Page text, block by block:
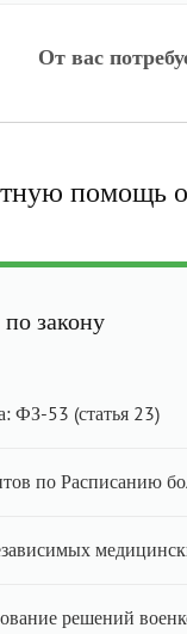
От вас
помощь
закону
ФЗ-53 (статья 23)
по Расписанию
решений